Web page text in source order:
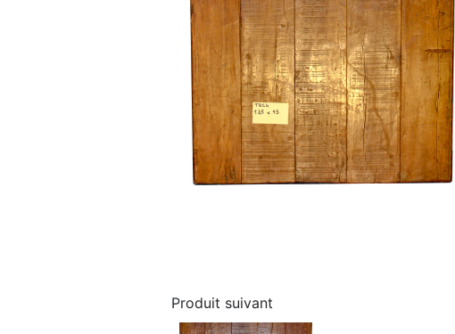
Produit suivant